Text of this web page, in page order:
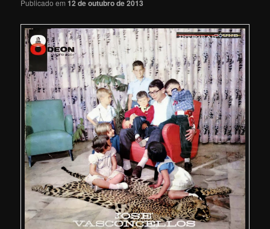
Publicado em12 de outubro de 2013